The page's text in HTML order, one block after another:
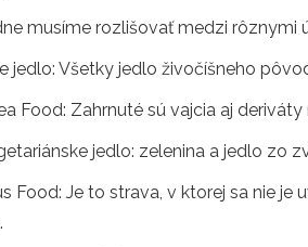
musíme rozlišovať medzi rôznymi
jedlo: Všetky jedlo živočíšneho
Food: Zahrnuté sú vajcia aj
jedlo: zelenina a jedlo zo
Food: Je to strava, v ktorej sa nie je